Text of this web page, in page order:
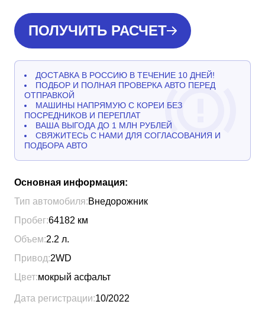
ПОЛУЧИТЬ РАСЧЕТ
ДОСТАВКА В РОССИЮ В ТЕЧЕНИЕ 10 ДНЕЙ!
ПОДБОР И ПОЛНАЯ ПРОВЕРКА АВТО ПЕРЕД
ОТПРАВКОЙ
МАШИНЫ НАПРЯМУЮ С КОРЕИ БЕЗ
ПОСРЕДНИКОВ И ПЕРЕПЛАТ
ВАША ВЫГОДА ДО 1 МЛН РУБЛЕЙ
СВЯЖИТЕСЬ С НАМИ ДЛЯ СОГЛАСОВАНИЯ И
ПОДБОРА АВТО
Основная информация:
Тип автомобиля:Внедорожник
Пробег:64182 км
Объем:2.2 л.
Привод:2WD
Цвет:мокрый асфальт
Дата регистрации:10/2022